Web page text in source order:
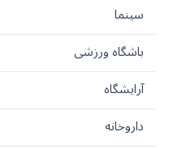
سینما
باشگاه ورزشی
آرایشگاه
داروخانه